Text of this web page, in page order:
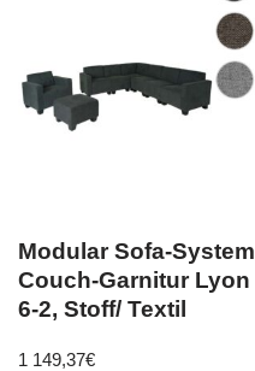
Modular Sofa-System
Couch-Garnitur Lyon
6-2, Stoff/ Textil
1 149,37€